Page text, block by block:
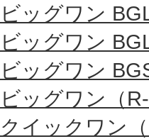
ビッグワン
ビッグワン
ビッグワン
ビッグワン（
クイックワン